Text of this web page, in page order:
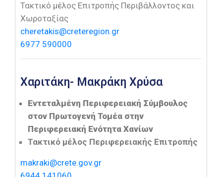
Τακτικό μέλος Επιτροπής Περιβάλλοντος και
Χωροταξίας
cheretakis@creteregion.gr
6977 590000
Χαριτάκη- Μακράκη Χρύσα
Εντεταλμένη Περιφερειακή Σύμβουλος
στον Πρωτογενή Τομέα στην
Περιφερειακή Ενότητα Χανίων
Τακτικό μέλος Περιφερειακής Επιτροπής
makraki@crete.gov.gr